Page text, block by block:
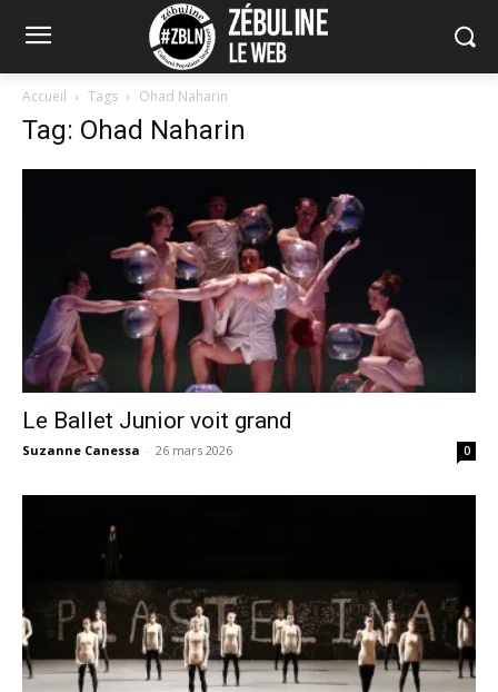
Accueil Tags Ohad Naharin
Tag: Ohad Naharin
Le Ballet Junior voit grand
Suzanne Canessa - 26 mars 2026 0